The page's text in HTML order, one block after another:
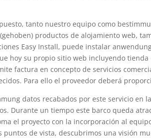
tanto nuestro equipo como
productos de alojamiento web,
Easy Install, puede instalar
hoy su propio sitio web incluyendo
factura en concepto de servicios
Para ello el proveedor deberá
datos recabados por este servicio en
Durante un tiempo este barco queda
el proyecto con la incorporación al
puntos de vista, descubrimos una visión